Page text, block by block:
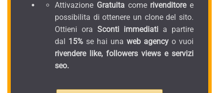
Attivazione Gratuitacomerivenditoree
possibilita di ottenere un clone del sito.
Ottieni ora Sconti immediati a partire
dal 15% se hai una web agency o vuoi
rivendere like, followers views e servizi
seo.